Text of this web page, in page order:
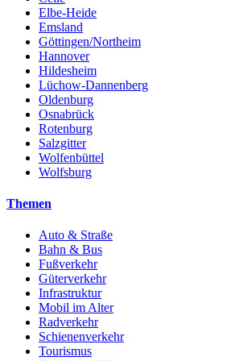
Elbe-Heide
Emsland
Göttingen/Northeim
Hannover
Hildesheim
Lüchow-Dannenberg
Oldenburg
Osnabrück
Rotenburg
Salzgitter
Wolfenbüttel
Wolfsburg
Themen
Auto & Straße
Bahn & Bus
Fußverkehr
Güterverkehr
Infrastruktur
Mobil im Alter
Radverkehr
Schienenverkehr
Tourismus